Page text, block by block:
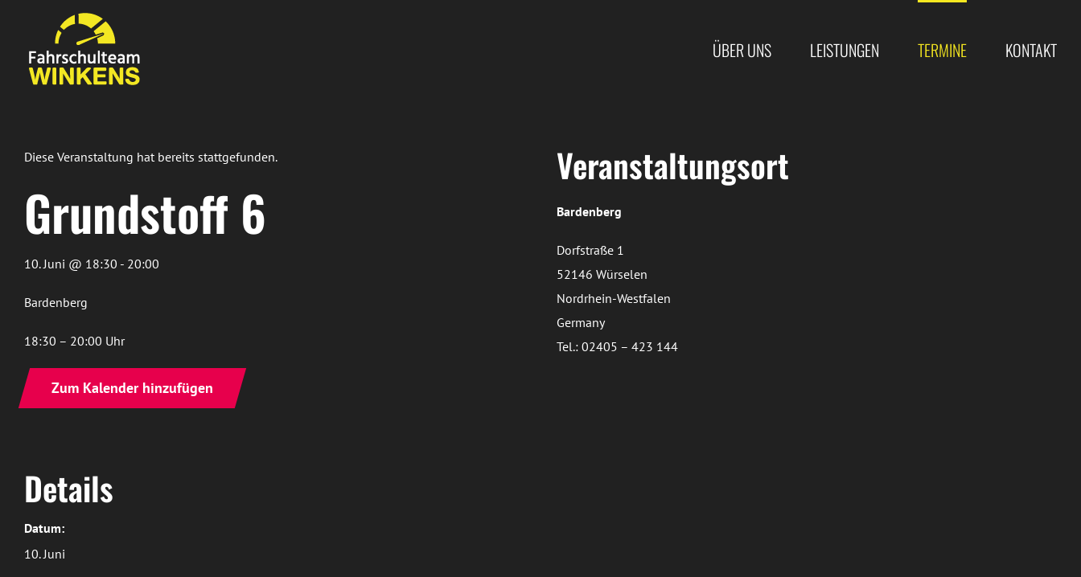
springen
ÜBER UNS LEISTUNGEN TERMINE KONTAKT
Diese Veranstaltung hat bereits stattgefunden.
Grundstoff 6
10. Juni @ 18:30 - 20:00
Bardenberg
18:30 – 20:00 Uhr
Zum Kalender hinzufügen
Details
Datum:
10. Juni
Veranstaltungsort
Bardenberg
Dorfstraße 1
52146 Würselen
Nordrhein-Westfalen
Germany
Tel.: 02405 – 423 144